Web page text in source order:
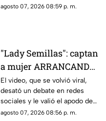
solidaridad quedó grabado,
agosto 07, 2026 08:59 p. m.
"Lady Semillas": captan
a mujer ARRANCANDO
plantas de una
jardinera
El video, que se volvió viral,
desató un debate en redes
sociales y le valió el apodo de
“Lady Semillas”.
agosto 07, 2026 08:56 p. m.